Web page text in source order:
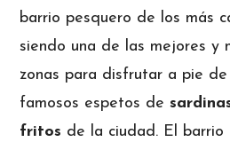
barrio pesquero de los más
siendo una de las mejores y
zonas para disfrutar a pie
famosos espetos de
fritos de la ciudad. El